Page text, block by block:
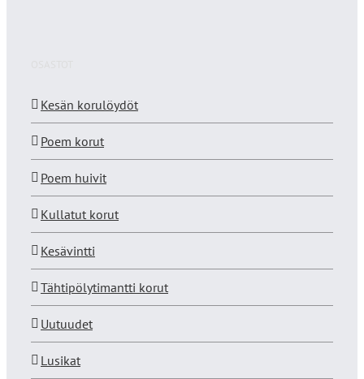
Kesän korulöydöt
Poem korut
Poem huivit
Kullatut korut
Kesävintti
Tähtipölytimantti korut
Uutuudet
Lusikat